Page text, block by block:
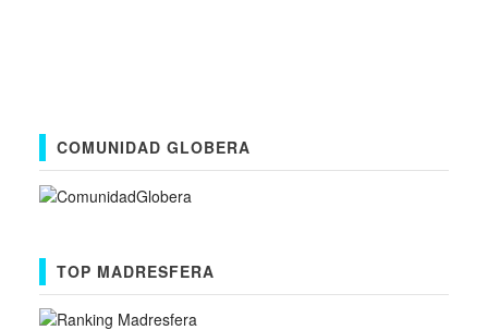
COMUNIDAD GLOBERA
TOP MADRESFERA